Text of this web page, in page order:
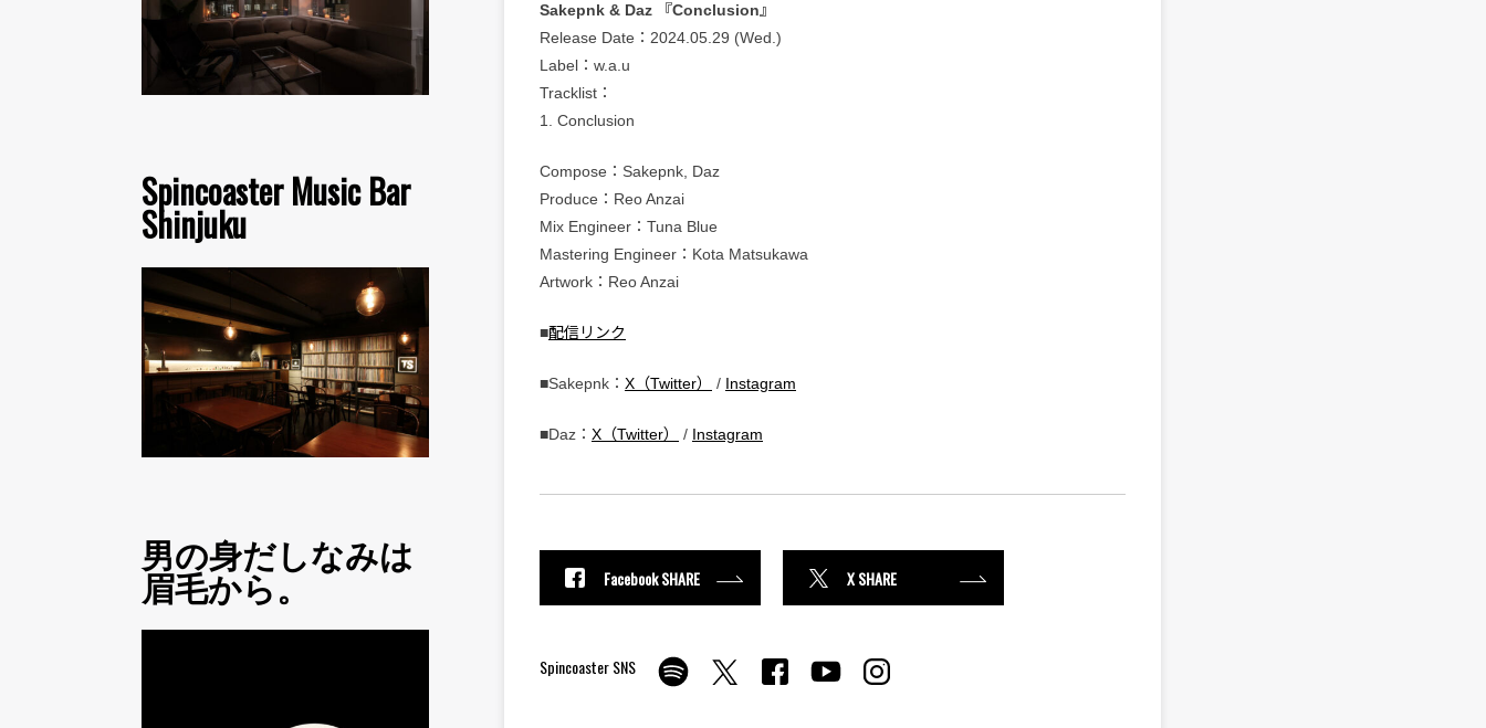
Spincoaster Music Bar
Shinjuku
男の身だしなみは
眉毛から。
Sakepnk & Daz 『Conclusion』
Release Date：2024.05.29 (Wed.)
Label：w.a.u
Tracklist：
1. Conclusion
Compose：Sakepnk, Daz
Produce：Reo Anzai
Mix Engineer：Tuna Blue
Mastering Engineer：Kota Matsukawa
Artwork：Reo Anzai
■配信リンク
■Sakepnk： X（Twitter） / Instagram
■Daz： X（Twitter） / Instagram
Facebook SHARE X SHARE
Spincoaster SNS